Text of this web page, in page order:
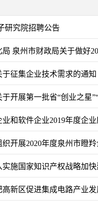
研究院招聘公告
泉州市财政局关于做好
征集企业技术需求的通知
开展第一批省“创业之星
和软件企业2019年度企
开展2020年度泉州市瞪
实施国家知识产权战略加
高新区促进集成电路产业